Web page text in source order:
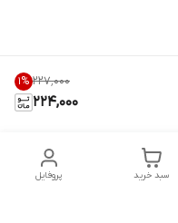
۲۲۷٬۰۰۰ 1%
224,000
پروفایل سبد خرید